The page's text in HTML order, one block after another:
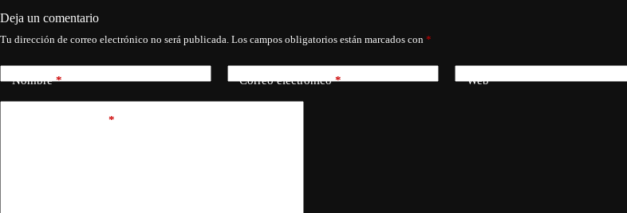
Deja un comentario
Tu dirección de correo electrónico no será publicada. Los campos obligatorios están marcados con *
Nombre* Correo electrónico* Web
*